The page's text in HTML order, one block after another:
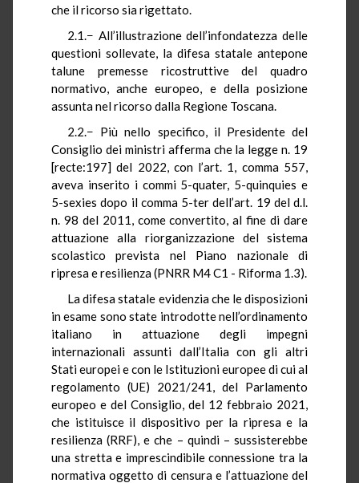
che il ricorso sia rigettato.
2.1.− All’illustrazione dell’infondatezza delle
questioni sollevate, la difesa statale antepone
talune premesse ricostruttive del quadro
normativo, anche europeo, e della posizione
assunta nel ricorso dalla Regione Toscana.
2.2.− Più nello specifico, il Presidente del
Consiglio dei ministri afferma che la legge n. 19
[recte:197] del 2022, con l’art. 1, comma 557,
aveva inserito i commi 5-quater, 5-quinquies e
5-sexies dopo il comma 5-ter dell’art. 19 del d.l.
n. 98 del 2011, come convertito, al fine di dare
attuazione alla riorganizzazione del sistema
scolastico prevista nel Piano nazionale di
ripresa e resilienza (PNRR M4 C1 - Riforma 1.3).
La difesa statale evidenzia che le disposizioni
in esame sono state introdotte nell’ordinamento
italiano in attuazione degli impegni
internazionali assunti dall’Italia con gli altri
Stati europei e con le Istituzioni europee di cui al
regolamento (UE) 2021/241, del Parlamento
europeo e del Consiglio, del 12 febbraio 2021,
che istituisce il dispositivo per la ripresa e la
resilienza (RRF), e che – quindi – sussisterebbe
una stretta e imprescindibile connessione tra la
normativa oggetto di censura e l’attuazione del